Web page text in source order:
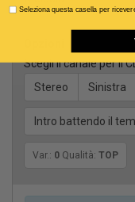
Scegli il canale per il
Stereo
Sinistra
Intro battendo il
Var.: 0 Qualità: TOP
Seleziona questa casella per